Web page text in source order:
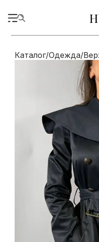
Каталог/Одежда/